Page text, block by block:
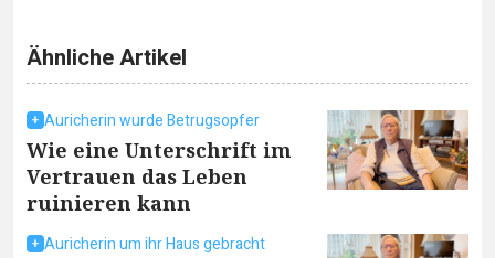
Ähnliche Artikel
Auricherin wurde Betrugsopfer
Wie eine Unterschrift im
Vertrauen das Leben
ruinieren kann
Auricherin um ihr Haus gebracht